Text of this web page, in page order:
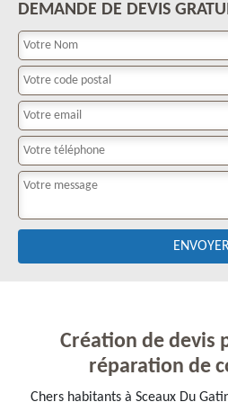
DEMANDE DE DEVIS
Création de devis
réparation de
Chers habitants à Sceaux Du